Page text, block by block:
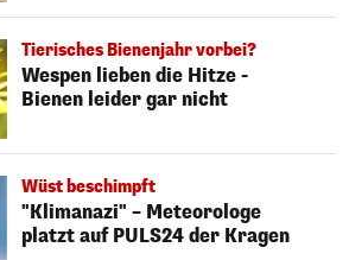
Tierisches Bienenjahr vorbei?
Wespen lieben die Hitze -
Bienen leider gar nicht
Wüst beschimpft
"Klimanazi" – Meteorologe
platzt auf PULS24 der Kragen